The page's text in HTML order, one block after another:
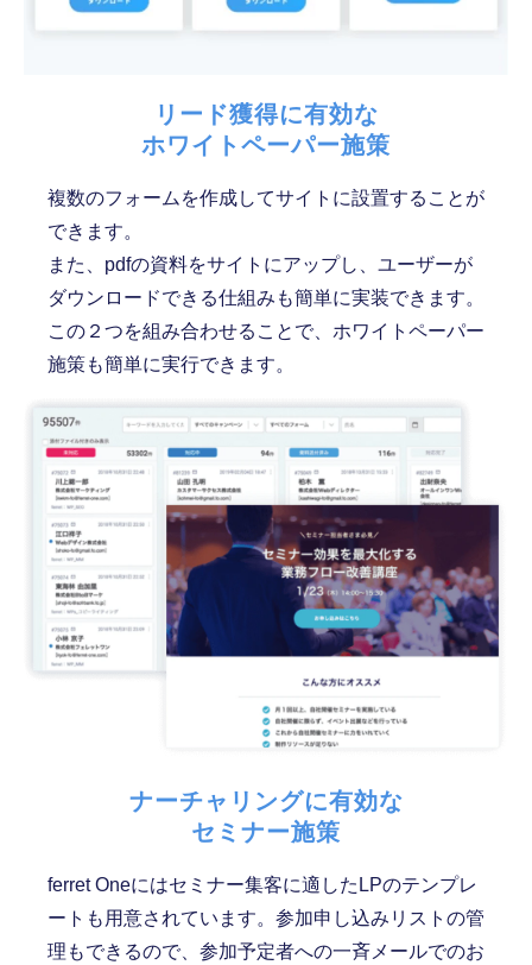
リード獲得に有効な
ホワイトペーパー施策
複数のフォームを作成してサイトに設置することが
できます。
また、pdfの資料をサイトにアップし、ユーザーが
ダウンロードできる仕組みも簡単に実装できます。
この２つを組み合わせることで、ホワイトペーパー
施策も簡単に実行できます。
ナーチャリングに有効な
セミナー施策
ferret Oneにはセミナー集客に適したLPのテンプレ
ートも用意されています。参加申し込みリストの管
理もできるので、参加予定者への一斉メールでのお